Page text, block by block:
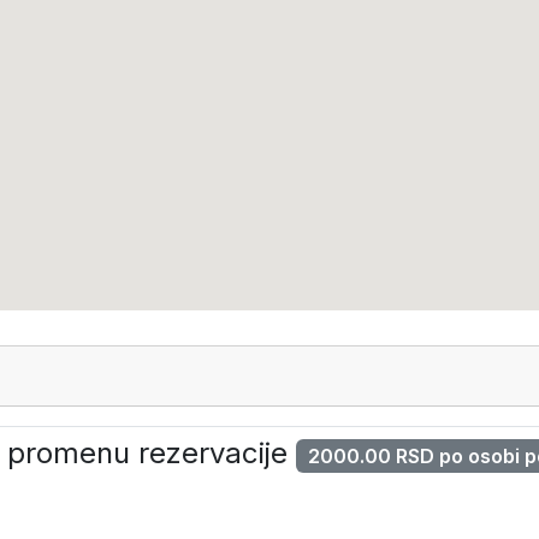
rezervacije 2000.00 RSD po osobi